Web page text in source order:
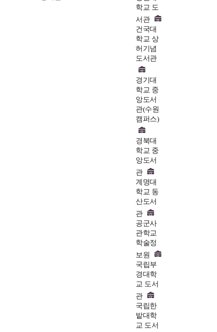
학교 도
서관
건국대
학교 상
허기념
도서관
경기대
학교 중
앙도서
관(수원
캠퍼스)
경북대
학교 중
앙도서
관
계명대
학교 동
산도서
관
공군사
관학교
학술정
보원
국립부
경대학
교 도서
관
국립한
밭대학
교 도서